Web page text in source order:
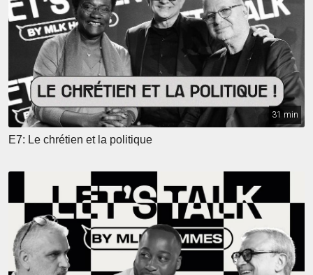
31 min
E7: Le chrétien et la politique